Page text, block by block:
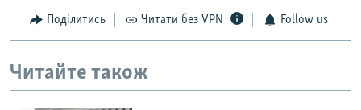
Поділитись Читати без VPN Follow us
Читайте також